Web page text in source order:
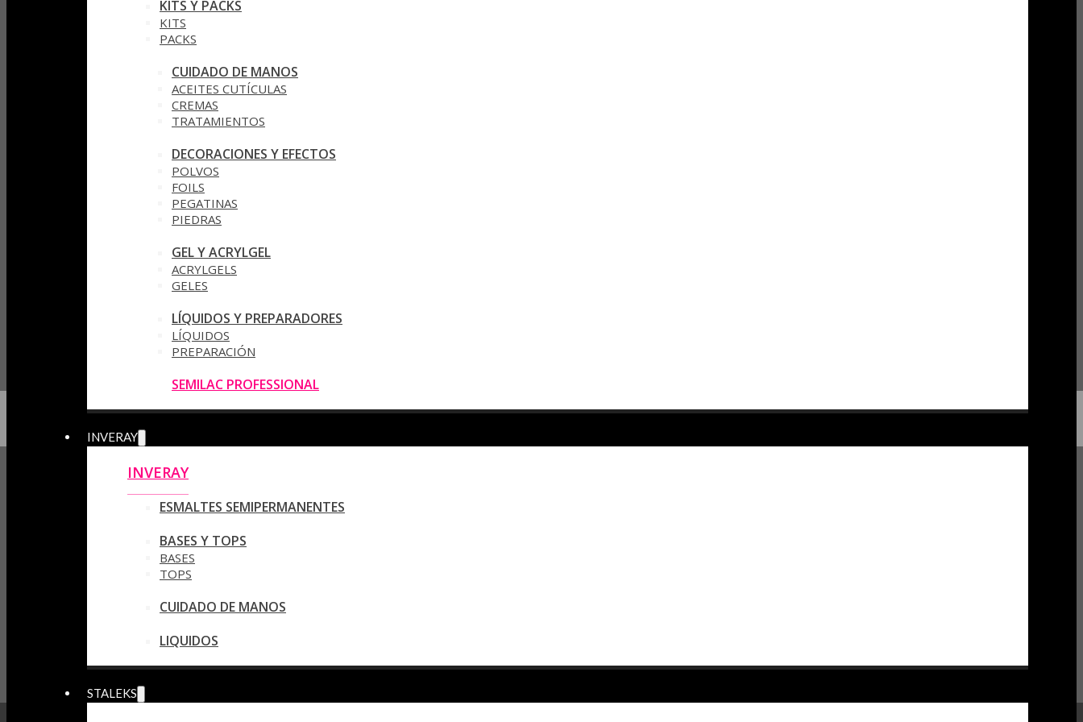
KITS Y PACKS
KITS
PACKS
CUIDADO DE MANOS
ACEITES CUTÍCULAS
CREMAS
TRATAMIENTOS
DECORACIONES Y EFECTOS
POLVOS
FOILS
PEGATINAS
PIEDRAS
GEL Y ACRYLGEL
ACRYLGELS
GELES
LÍQUIDOS Y PREPARADORES
LÍQUIDOS
PREPARACIÓN
SEMILAC PROFESSIONAL
INVERAY
INVERAY
ESMALTES SEMIPERMANENTES
BASES Y TOPS
BASES
TOPS
CUIDADO DE MANOS
LIQUIDOS
STALEKS